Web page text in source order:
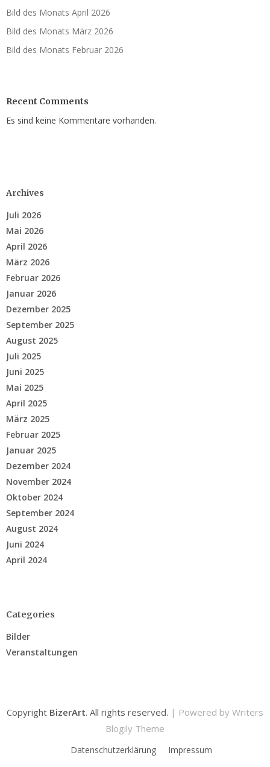
Bild des Monats April 2026
Bild des Monats März 2026
Bild des Monats Februar 2026
Recent Comments
Es sind keine Kommentare vorhanden.
Archives
Juli 2026
Mai 2026
April 2026
März 2026
Februar 2026
Januar 2026
Dezember 2025
September 2025
August 2025
Juli 2025
Juni 2025
Mai 2025
April 2025
März 2025
Februar 2025
Januar 2025
Dezember 2024
November 2024
Oktober 2024
September 2024
August 2024
Juni 2024
April 2024
Categories
Bilder
Veranstaltungen
Copyright BizerArt. All rights reserved. | Powered by Writers
Blogily Theme
Datenschutzerklärung Impressum